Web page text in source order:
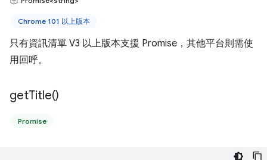
Chrome 101 以上版本
只有資訊清單 V3 以上版本支援 Promise，其他平台則需使
用回呼。
getTitle()
Promise